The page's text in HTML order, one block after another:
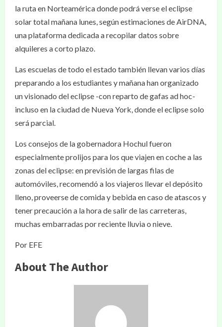
la ruta en Norteamérica donde podrá verse el eclipse
solar total mañana lunes, según estimaciones de AirDNA,
una plataforma dedicada a recopilar datos sobre
alquileres a corto plazo.
Las escuelas de todo el estado también llevan varios días
preparando a los estudiantes y mañana han organizado
un visionado del eclipse -con reparto de gafas ad hoc-
incluso en la ciudad de Nueva York, donde el eclipse solo
será parcial.
Los consejos de la gobernadora Hochul fueron
especialmente prolijos para los que viajen en coche a las
zonas del eclipse: en previsión de largas filas de
automóviles, recomendó a los viajeros llevar el depósito
lleno, proveerse de comida y bebida en caso de atascos y
tener precaución a la hora de salir de las carreteras,
muchas embarradas por reciente lluvia o nieve.
Por EFE
About The Author